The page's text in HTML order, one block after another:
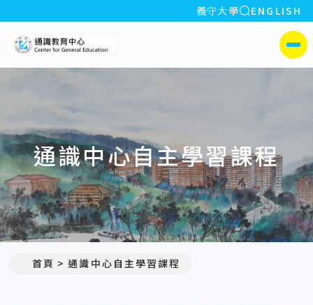
:::
義守大學 全站搜索
ENGLISH
側選單
通識中心自主學習課程
首頁 通識中心自主學習課程